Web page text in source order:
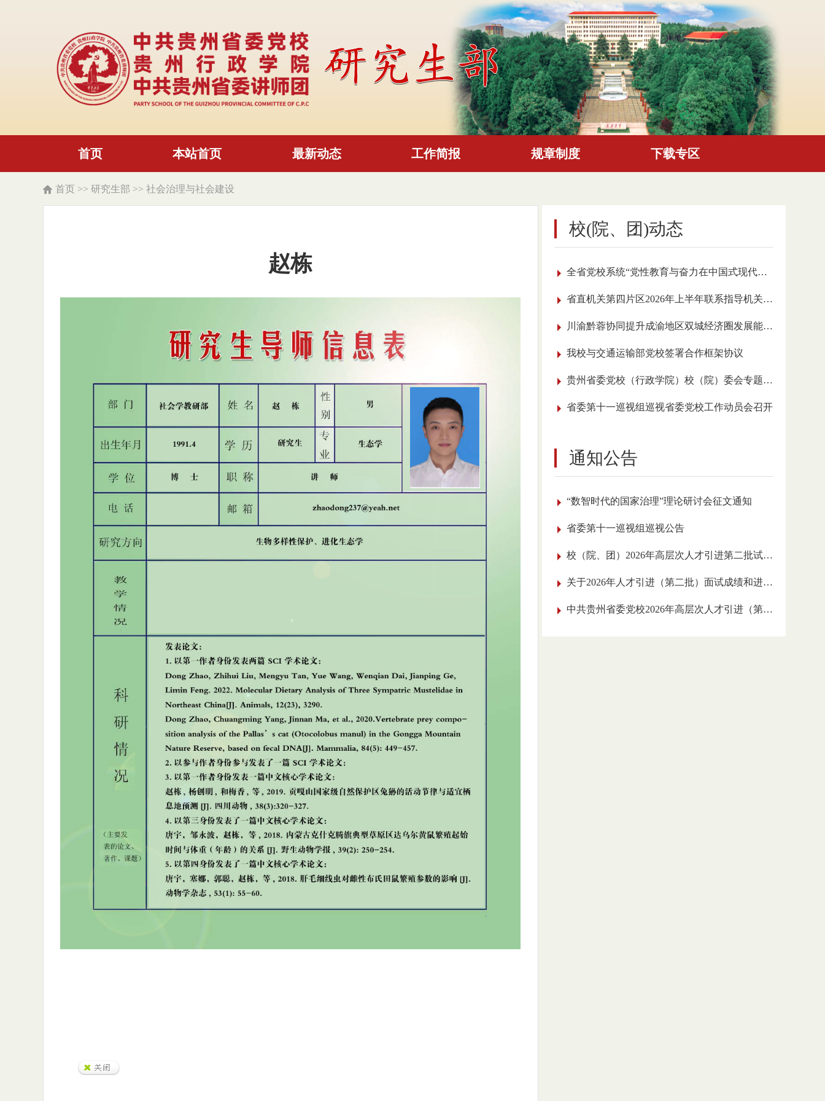
首页 本站首页 最新动态 工作简报 规章制度 下载专区
首页>> 研究生部 >> 社会治理与社会建设
赵栋
校(院、团)动态
全省党校系统“党性教育与奋力在中国式现代化进程中展现贵州新风采”理论研讨会召开
省直机关第四片区2026年上半年联系指导机关党建工作会议在我校召开
川渝黔蓉协同提升成渝地区双城经济圈发展能级学术研讨会在贵阳举行
我校与交通运输部党校签署合作框架协议
贵州省委党校（行政学院）校（院）委会专题传达学习全国党校（行政学院）校长 （院长）会议精神
省委第十一巡视组巡视省委党校工作动员会召开
通知公告
“数智时代的国家治理”理论研讨会征文通知
省委第十一巡视组巡视公告
校（院、团）2026年高层次人才引进第二批试讲人员名单公告
关于2026年人才引进（第二批）面试成绩和进入实践工作考核环节人员的公告
中共贵州省委党校2026年高层次人才引进（第二批）面试公告